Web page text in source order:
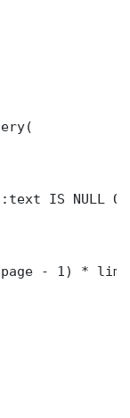
IS NULL
- 1) *